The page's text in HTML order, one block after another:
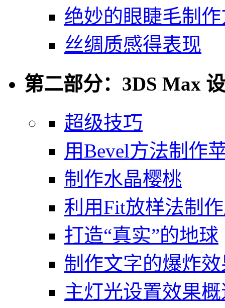
绝妙的眼睫毛制
丝绸质感得表现
第二部分：3DS Max
超级技巧
用Bevel方法制作
制作水晶樱桃
利用Fit放样法制
打造“真实”的地球
制作文字的爆炸
主灯光设置效果